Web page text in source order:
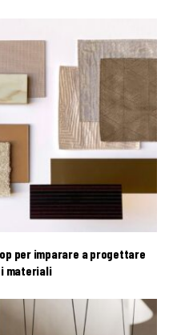
per imparare a progettare
materiali